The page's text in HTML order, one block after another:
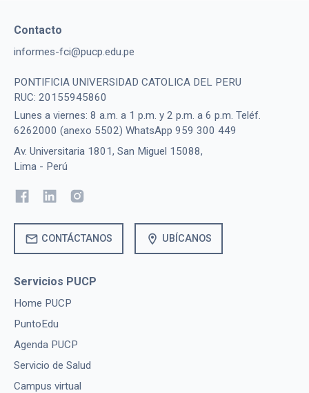
Contacto
informes-fci@pucp.edu.pe
PONTIFICIA UNIVERSIDAD CATOLICA DEL PERU
RUC: 20155945860
Lunes a viernes: 8 a.m. a 1 p.m. y 2 p.m. a 6 p.m. Teléf.
6262000 (anexo 5502) WhatsApp 959 300 449
Av. Universitaria 1801, San Miguel 15088,
Lima - Perú
mail CONTÁCTANOS location_on UBÍCANOS
Servicios PUCP
Home PUCP
PuntoEdu
Agenda PUCP
Servicio de Salud
Campus virtual